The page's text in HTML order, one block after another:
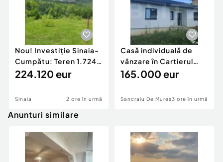
Nou! Investiție Sinaia-
Cumpătu: Teren 1.724
mp cu Proiect
224.120 eur
Sinaia 2 ore în urmă
Casă individuală de
vânzare în Cartierul
Răsăritului,
165.000 eur
Sancraiu De Mures3 ore în urmă
Anunturi similare